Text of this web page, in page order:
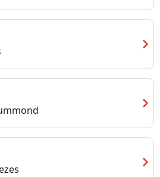
chevron_right
chevron_right
chevron_right